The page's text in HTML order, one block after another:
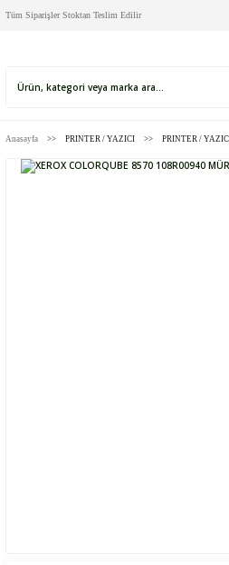
Tüm Siparişler Stoktan Teslim Edilir
Anasayfa PRINTER / YAZICI PRINTER /